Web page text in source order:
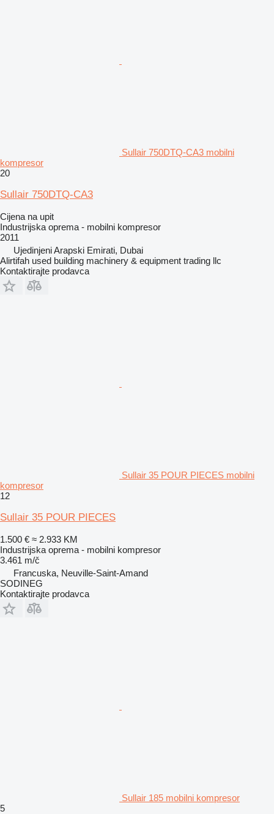
Sullair 750DTQ-CA3 mobilni
kompresor
20
Sullair 750DTQ-CA3
Cijena na upit
Industrijska oprema - mobilni kompresor
2011
Ujedinjeni Arapski Emirati, Dubai
Alirtifah used building machinery & equipment trading llc
Kontaktirajte prodavca
Sullair 35 POUR PIECES mobilni
kompresor
12
Sullair 35 POUR PIECES
1.500 € ≈ 2.933 KM
Industrijska oprema - mobilni kompresor
3.461 m/č
Francuska, Neuville-Saint-Amand
SODINEG
Kontaktirajte prodavca
Sullair 185 mobilni kompresor
5